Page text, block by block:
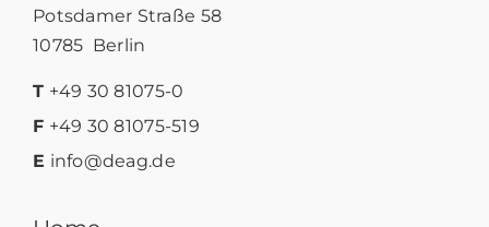
Potsdamer Straße 58
10785 Berlin
T +49 30 81075-0
F +49 30 81075-519
E info@deag.de